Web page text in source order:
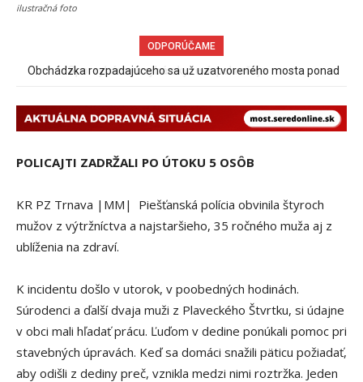
ilustračná foto
ODPORÚČAME
Obchádzka rozpadajúceho sa už uzatvoreného mosta ponad
POLICAJTI ZADRŽALI PO ÚTOKU 5 OSÔB
KR PZ Trnava |MM| Piešťanská polícia obvinila štyroch
mužov z výtržníctva a najstaršieho, 35 ročného muža aj z
ublíženia na zdraví.
K incidentu došlo v utorok, v poobedných hodinách.
Súrodenci a ďalší dvaja muži z Plaveckého Štvrtku, si údajne
v obci mali hľadať prácu. Ľuďom v dedine ponúkali pomoc pri
stavebných úpravách. Keď sa domáci snažili päticu požiadať,
aby odišli z dediny preč, vznikla medzi nimi roztržka. Jeden